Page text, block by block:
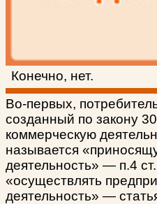
Конечно, нет.
Во-первых,
созданный по закону
коммерческую
называется
деятельность» — п.4
«осуществлять
деятельность» —